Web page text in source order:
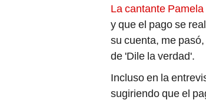
La cantante
y que el pago se
su cuenta, me
de 'Dile la verdad'.
Incluso en la
sugiriendo que el